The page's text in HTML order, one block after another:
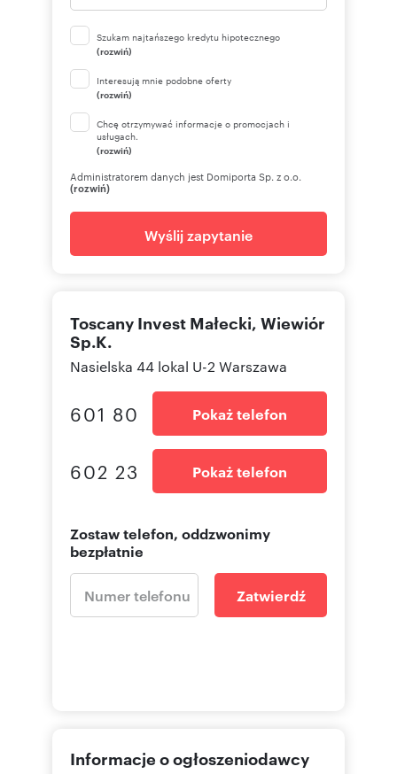
Szukam najtańszego kredytu hipotecznego
(rozwiń)
Interesują mnie podobne oferty
(rozwiń)
Chcę otrzymywać informacje o promocjach i
usługach.
(rozwiń)
Administratorem danych jest Domiporta Sp. z o.o.
(rozwiń)
Wyślij zapytanie
Toscany Invest Małecki, Wiewiór
Sp.K.
Nasielska 44 lokal U-2 Warszawa
601 80 Pokaż telefon
602 23 Pokaż telefon
Zostaw telefon, oddzwonimy
bezpłatnie
Zatwierdź
Informacje o ogłoszeniodawcy